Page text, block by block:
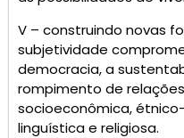
V – construindo novas
subjetividade
democracia, a
rompimento de
socioeconômica,
linguística e religiosa.